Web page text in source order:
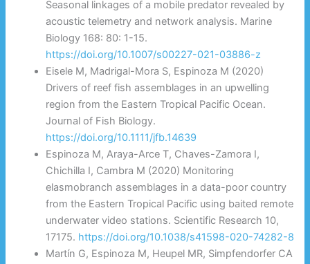
Seasonal linkages of a mobile predator revealed by
acoustic telemetry and network analysis. Marine
Biology 168: 80: 1-15.
https://doi.org/10.1007/s00227-021-03886-z
Eisele M, Madrigal-Mora S, Espinoza M (2020)
Drivers of reef fish assemblages in an upwelling
region from the Eastern Tropical Pacific Ocean.
Journal of Fish Biology.
https://doi.org/10.1111/jfb.14639
Espinoza M, Araya-Arce T, Chaves-Zamora I,
Chichilla I, Cambra M (2020) Monitoring
elasmobranch assemblages in a data-poor country
from the Eastern Tropical Pacific using baited remote
underwater video stations. Scientific Research 10,
17175. https://doi.org/10.1038/s41598-020-74282-8
Martín G, Espinoza M, Heupel MR, Simpfendorfer CA